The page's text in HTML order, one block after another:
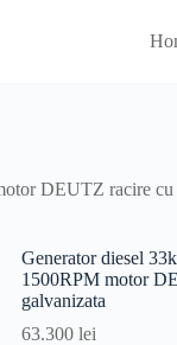
DEUTZ racire cu
Generator diesel
1500RPM motor
galvanizata
63.300 lei